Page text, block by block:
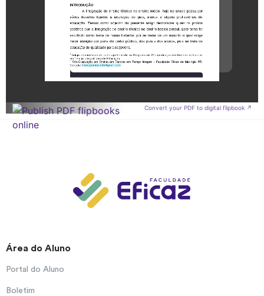
Convert your PDF to digital flipbook ↗
Área do Aluno
Portal do Aluno
Boletim